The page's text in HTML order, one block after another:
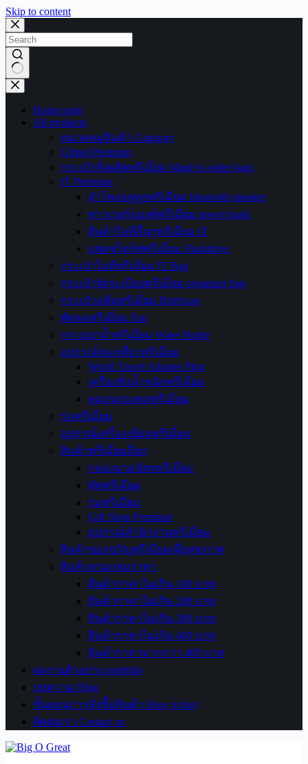
Skip to content
No
results
Home page
All products
หมวดหมู่สินค้า Category
Giftset Premium
กระเป๋าสั่งผลิตพรีเมี่ยม Made to order bags
IT Premium
ลำโพงบลูทูธพรีเมี่ยม bluetooth speaker
พาวเวอร์แบงค์พรีเมี่ยม power bank
สินค้าไอทีอื่นๆพรีเมี่ยม IT
แฟลชไดร์ฟพรีเมี่ยม Flashdrive
กระเป๋าไอทีพรีเมี่ยม IT Bag
กระเป๋าจัดระเบียบพรีเมี่ยม organizer bag
กระเป๋าแฟ้มพรีเมี่ยม Briefcase
พัดลมพรีเมี่ยม Fan
กระบอกน้ำพรีเมี่ยม Water Bottle
อุปกรณ์ท่องเที่ยวพรีเมี่ยม
World Travel Adapter Plug
เครื่องชั่งน้ำหนักพรีเมี่ยม
หมอนรองคอพรีเมี่ยม
ร่มพรีเมี่ยม
อุปกรณ์เครื่องเขียนพรีเมี่ยม
สินค้าพรีเมี่ยมอื่นๆ
กล่องนามบัตรพรีเมี่ยม
พัดพรีเมี่ยม
ร่มพรีเมี่ยม
Gift Shop Premium
อุปกรณ์สำนักงานพรีเมี่ยม
สินค้าของขวัญพรีเมี่ยมเพื่อสุขภาพ
สินค้าตามกลุ่มราคา
สินค้าราคาไม่เกิน 100 บาท
สินค้าราคาไม่เกิน 200 บาท
สินค้าราคาไม่เกิน 300 บาท
สินค้าราคาไม่เกิน 400 บาท
สินค้าราคามากกว่า 400 บาท
ผลงานตัวอย่าง portfolio
บทความ Blog
ขั้นตอนการสั่งซื้อสินค้า How to buy
ติดต่อเรา Contact us